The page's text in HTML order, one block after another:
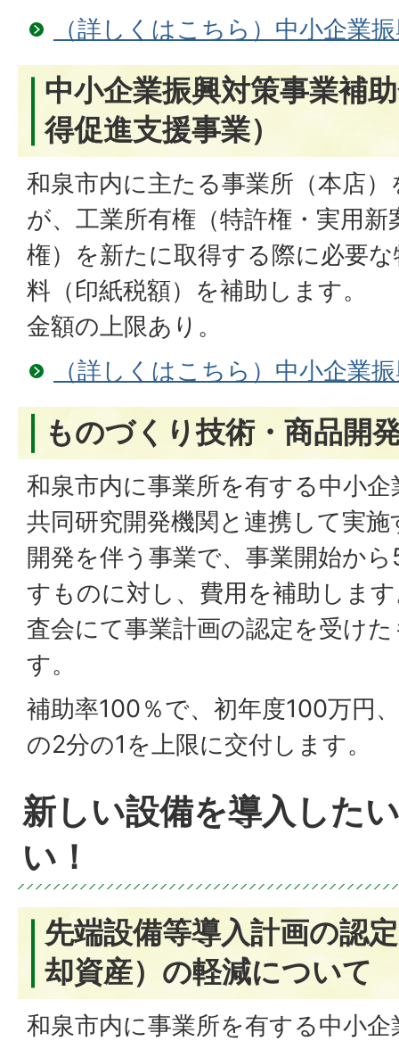
（詳しくはこちら）中小企業
中小企業振興対策事業補
得促進支援事業）
和泉市内に主たる事業所（本店
が、工業所有権（特許権・実用新
権）を新たに取得する際に必要
料（印紙税額）を補助します。
金額の上限あり。
（詳しくはこちら）中小企業
ものづくり技術・商品開
和泉市内に事業所を有する中小
共同研究開発機関と連携して実
開発を伴う事業で、事業開始か
すものに対し、費用を補助しま
査会にて事業計画の認定を受け
す。
補助率100％で、初年度100万円
の2分の1を上限に交付します。
新しい設備を導入した
い！
先端設備等導入計画の認
却資産）の軽減について
和泉市内に事業所を有する中小